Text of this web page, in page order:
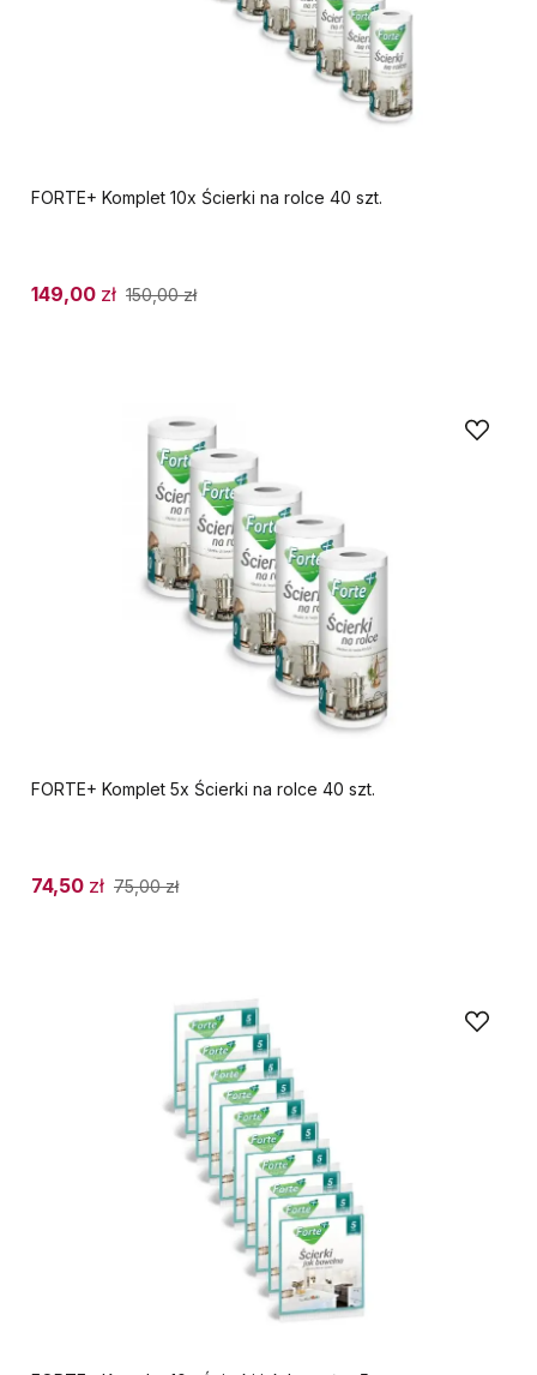
FORTE+ Komplet 10x Ścierki na rolce 40 szt.
149,00 zł 150,00zł
FORTE+ Komplet 5x Ścierki na rolce 40 szt.
74,50 zł 75,00zł